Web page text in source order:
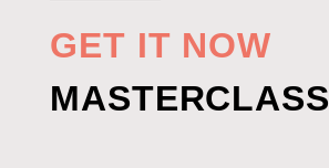
GET IT NOW
MASTERCLASS